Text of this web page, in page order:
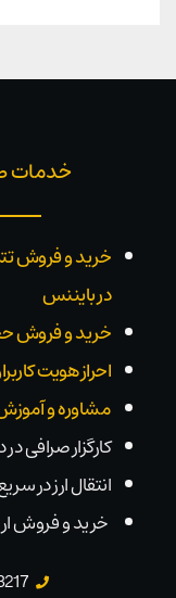
خدمات
خرید و فروش
در بایننس
خرید و فروش
احراز هویت
مشاوره و
کارگزار صرافی
انتقال ارز در
خرید و فروش